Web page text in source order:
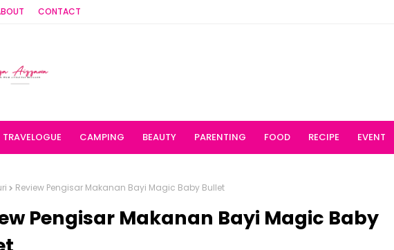
CONTACT
TRAVELOGUE CAMPING BEAUTY PARENTING FOOD RECIPE EVENT
Review Pengisar Makanan Bayi Magic Baby Bullet
Pengisar Makanan Bayi Magic Baby